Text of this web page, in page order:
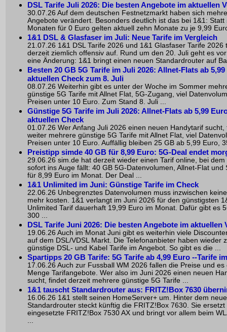
DSL Tarife Juli 2026: Die besten Angebote im aktuellen
30.07.26 Auf dem deutschen Festnetzmarkt haben sich
Angebote verändert. Besonders deutlich ist das bei 1&1: Statt
Monaten für 0 Euro gelten aktuell zehn Monate zu je 9,99
1&1 DSL & Glasfaser im Juli: Neue Tarife im Vergleich
21.07.26 1&1 DSL Tarife 2026 und 1&1 Glasfaser Tarife 2026
derzeit ziemlich offensiv auf. Rund um den 20. Juli geht es
eine Änderung: 1&1 bringt einen neuen Standardrouter auf
Besten 20 GB 5G Tarife im Juli 2026: Allnet-Flats ab
aktuellen Check zum 8. Juli
08.07.26 Weiterhin gibt es unter der Woche im Sommer
günstige 5G Tarife mit Allnet Flat, 5G-Zugang, viel
Preisen unter 10 Euro. Zum Stand 8. Juli ...
Günstige 5G Tarife im Juli 2026: Allnet-Flats ab 5,99
aktuellen Check
01.07.26 Wer Anfang Juli 2026 einen neuen Handytarif sucht,
weiter mehrere günstige 5G Tarife mit Allnet Flat, viel
Preisen unter 10 Euro. Auffällig bleiben 25 GB ab 5,99 Euro,
Preistipp simde 40 GB für 8,99 Euro: 5G-Deal endet
29.06.26 sim.de hat derzeit wieder einen Tarif online, bei dem
sofort ins Auge fällt: 40 GB 5G-Datenvolumen, Allnet-Flat und
für 8,99 Euro im Monat. Der Deal ...
1&1 Unlimited im Juni: Günstige Tarife im Check
22.06.26 Unbegrenztes Datenvolumen muss inzwischen
mehr kosten. 1&1 verlangt im Juni 2026 für den günstigsten
Unlimited Tarif dauerhaft 19,99 Euro im Monat. Dafür gibt es
300 ...
DSL Tarife Juni 2026: Die besten Angebote im aktuellen
19.06.26 Auch im Monat Juni gibt es weiterhin viele
auf dem DSL/VDSL Markt. Die Telefonanbieter haben wieder
günstige DSL- und Kabel Tarife im Angebot. So gibt es die ...
Spartipps 20 GB Tarife: 5G Tarife ab 4,99 Euro --Tarife
17.06.26 Auch zur Fussball WM 2026 fallen die Preise und es
Menge Tarifangebote. Wer also im Juni 2026 einen neuen
sucht, findet derzeit mehrere günstige 5G Tarife ...
1&1 tauscht Standardrouter aus: FRITZ!Box 7630
16.06.26 1&1 stellt seinen HomeServer+ um. Hinter dem
Standardrouter steckt künftig die FRITZ!Box 7630. Sie ersetzt
eingesetzte FRITZ!Box 7530 AX und bringt vor allem beim
...